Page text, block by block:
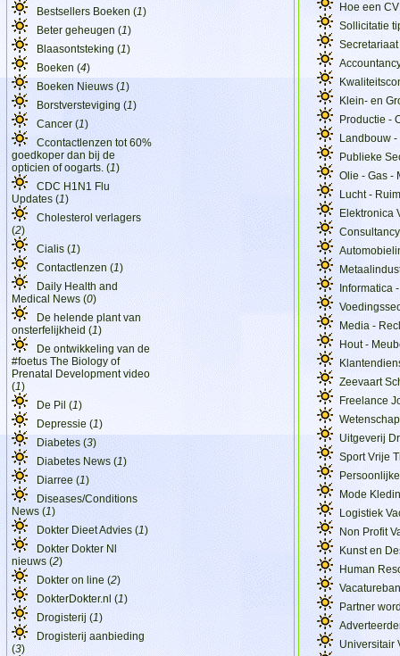
Bestsellers Boeken (1)
Beter geheugen (1)
Blaasontsteking (1)
Boeken (4)
Boeken Nieuws (1)
Borstversteviging (1)
Cancer (1)
Ccontactlenzen tot 60%
goedkoper dan bij de
opticien of oogarts. (1)
CDC H1N1 Flu
Updates (1)
Cholesterol verlagers
(2)
Cialis (1)
Contactlenzen (1)
Daily Health and
Medical News (0)
De helende plant van
onsterfelijkheid (1)
De ontwikkeling van de
#foetus The Biology of
Prenatal Development video
(1)
De Pil (1)
Depressie (1)
Diabetes (3)
Diabetes News (1)
Diarree (1)
Diseases/Conditions
News (1)
Dokter Dieet Advies (1)
Dokter Dokter Nl
nieuws (2)
Dokter on line (2)
DokterDokter.nl (1)
Drogisterij (1)
Drogisterij aanbieding
(3)
Hoe een
Sollicitatie
Klein- en
Productie -
Landbouw
Publieke
Olie - Gas -
Lucht -
Elektronica
Informatica
Media -
Hout -
Zeevaart
Freelance
Uitgeverij
Sport Vrije
Mode
Logistiek
Non Profit
Kunst en
Human
Partner
Universitair